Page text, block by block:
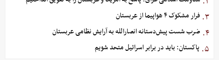
۳. فرار مشکوک ۴ هواپیما از عربستان
۴. ضرب شست پیش‌دستانه انصارالله به آرایش نظامی عربستان
۵. پاکستان: باید در برابر اسرائیل متحد شویم